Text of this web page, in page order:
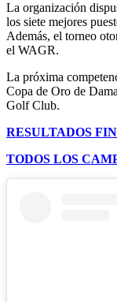
La organización
los siete mejores
Además, el torneo
el WAGR.
La próxima
Copa de Oro de
Golf Club.
RESULTADOS
TODOS LOS